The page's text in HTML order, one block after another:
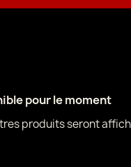
pour le moment
produits seront